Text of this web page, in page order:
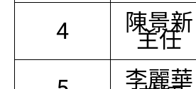
4 陳景新
主任
李麗華